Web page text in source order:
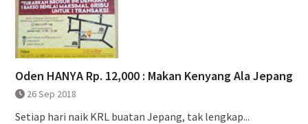
Oden HANYA Rp. 12,000 : Makan Kenyang Ala Jepang
26 Sep 2018
Setiap hari naik KRL buatan Jepang, tak lengkap...